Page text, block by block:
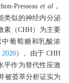
Presseauet al ，
类似的神经内分泌
素（CHH）为主要
葡萄糖和乳酸浓
）。由于 CHH
平作为替代性应激
被荟萃分析证实为